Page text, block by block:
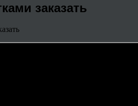
заказать